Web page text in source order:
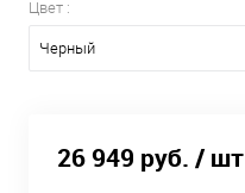
Цвет :
Черный
26 949 руб. / шт